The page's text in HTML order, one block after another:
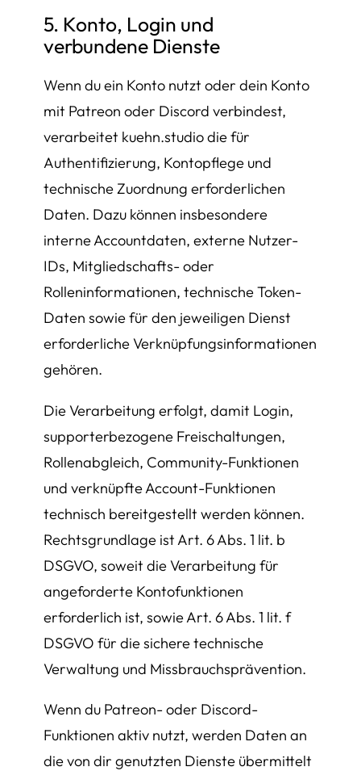
5. Konto, Login und
verbundene Dienste
Wenn du ein Konto nutzt oder dein Konto
mit Patreon oder Discord verbindest,
verarbeitet kuehn.studio die für
Authentifizierung, Kontopflege und
technische Zuordnung erforderlichen
Daten. Dazu können insbesondere
interne Accountdaten, externe Nutzer-
IDs, Mitgliedschafts- oder
Rolleninformationen, technische Token-
Daten sowie für den jeweiligen Dienst
erforderliche Verknüpfungsinformationen
gehören.
Die Verarbeitung erfolgt, damit Login,
supporterbezogene Freischaltungen,
Rollenabgleich, Community-Funktionen
und verknüpfte Account-Funktionen
technisch bereitgestellt werden können.
Rechtsgrundlage ist Art. 6 Abs. 1 lit. b
DSGVO, soweit die Verarbeitung für
angeforderte Kontofunktionen
erforderlich ist, sowie Art. 6 Abs. 1 lit. f
DSGVO für die sichere technische
Verwaltung und Missbrauchsprävention.
Wenn du Patreon- oder Discord-
Funktionen aktiv nutzt, werden Daten an
die von dir genutzten Dienste übermittelt